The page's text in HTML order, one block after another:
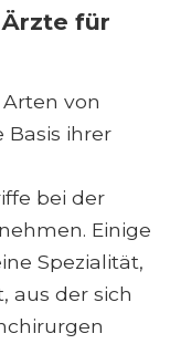
für
von
Basis ihrer
bei der
Einige
Spezialität,
aus der sich